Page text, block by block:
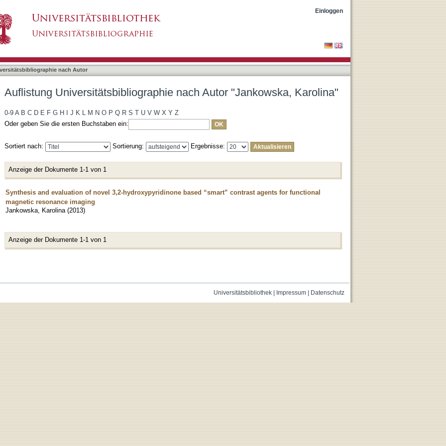
Einloggen
nach Autor
Auflistung Universitätsbibliographie nach Autor "Jankowska, Karolina"
0-9 A B C D E F G H J K L M N O P Q R S T U V W X Y Z
Oder geben Sie die ersten Buchstaben ein:
Sortiert nach: Sortierung: Ergebnisse:
Anzeige der Dokumente 1-1 von 1
Synthesis and evaluation of novel 3,2-hydroxypyridinone based “smart” contrast agents for functional
magnetic resonance imaging
Jankowska, Karolina (2013)
Anzeige der Dokumente 1-1 von 1
Universitätsbibliothek| Impressum| Datenschutz